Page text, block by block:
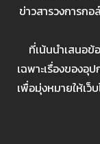
ข่าวสารวงการก
ที่เน้นนำเสนอ
เฉพาะเรื่องของ
เพื่อมุ่งหมายให้เ